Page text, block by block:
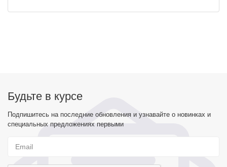
Будьте в курсе
Подпишитесь на последние обновления и узнавайте о новинках и
специальных предложениях первыми